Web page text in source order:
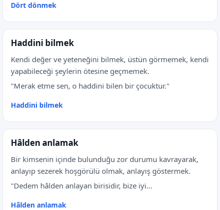
Dört dönmek
Haddini bilmek
Kendi değer ve yeteneğini bilmek, üstün görmemek, kendi
yapabileceği şeylerin ötesine geçmemek.
"Merak etme sen, o haddini bilen bir çocuktur."
Haddini bilmek
Hâlden anlamak
Bir kimsenin içinde bulunduğu zor durumu kavrayarak,
anlayıp sezerek hoşgörülü olmak, anlayış göstermek.
"Dedem hâlden anlayan birisidir, bize iyi...
Hâlden anlamak